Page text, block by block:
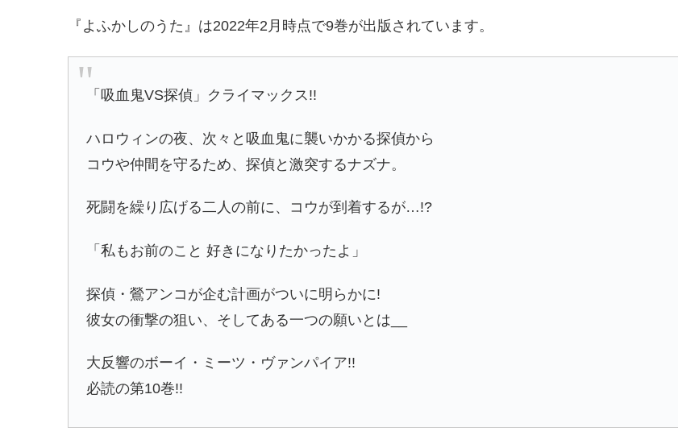
『よふかしのうた』は2022年2月時点で9巻が出版されています。
「吸血鬼VS探偵」クライマックス!!
ハロウィンの夜、次々と吸血鬼に襲いかかる探偵から
コウや仲間を守るため、探偵と激突するナズナ。
死闘を繰り広げる二人の前に、コウが到着するが…!?
「私もお前のこと 好きになりたかったよ」
探偵・鶯アンコが企む計画がついに明らかに!
彼女の衝撃の狙い、そしてある一つの願いとは__
大反響のボーイ・ミーツ・ヴァンパイア!!
必読の第10巻!!